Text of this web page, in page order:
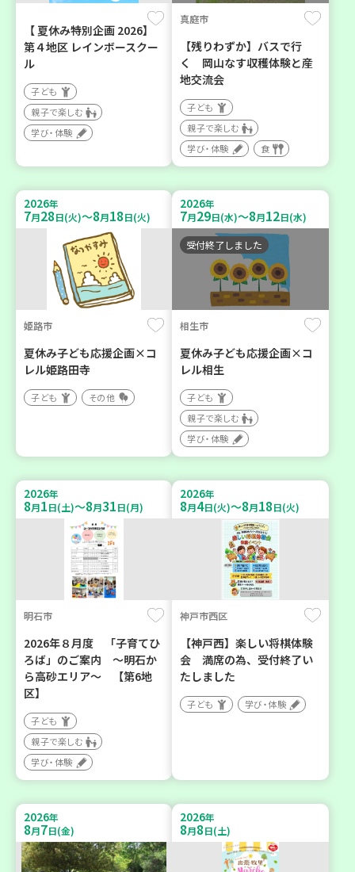
【 夏休み特別企画 2026】
第４地区 レインボースクー
ル
子ども
親子で楽しむ
学び・体験
真庭市
【残りわずか】バスで行
く 岡山なす収穫体験と産
地交流会
子ども
親子で楽しむ
学び・体験
食
2026年
7月28日(火)～8月18日(火)
姫路市
夏休み子ども応援企画×コ
レル姫路田寺
子ども その他
2026年
7月29日(水)～8月12日(水)
受付終了しました
相生市
夏休み子ども応援企画×コ
レル相生
子ども
親子で楽しむ
学び・体験
2026年
8月1日(土)～8月31日(月)
明石市
2026年８月度 「子育てひ
ろば」のご案内 ～明石か
ら高砂エリア～ 【第6地
区】
子ども
親子で楽しむ
学び・体験
2026年
8月4日(火)～8月18日(火)
神戸市西区
【神戸西】楽しい将棋体験
会 満席の為、受付終了い
たしました
子ども 学び・体験
2026年
8月7日(金)
2026年
8月8日(土)